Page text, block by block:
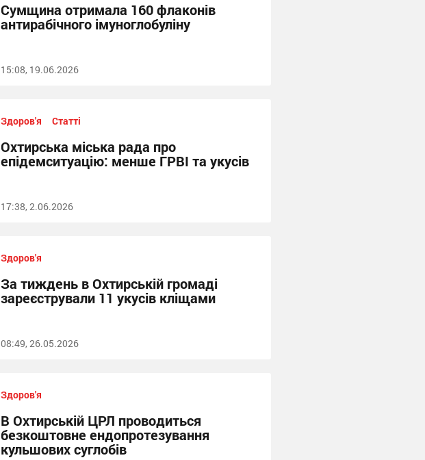
Сумщина отримала 160 флаконів
антирабічного імуноглобуліну
15:08, 19.06.2026
Здоров'я Статті
Охтирська міська рада про
епідемситуацію: менше ГРВІ та укусів
17:38, 2.06.2026
Здоров'я
За тиждень в Охтирській громаді
зареєстрували 11 укусів кліщами
08:49, 26.05.2026
Здоров'я
В Охтирській ЦРЛ проводиться
безкоштовне ендопротезування
кульшових суглобів